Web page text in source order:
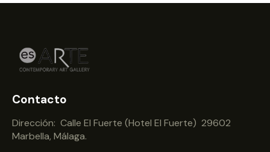
Contacto
Dirección: Calle El Fuerte (Hotel El Fuerte) 29602
Marbella, Málaga.